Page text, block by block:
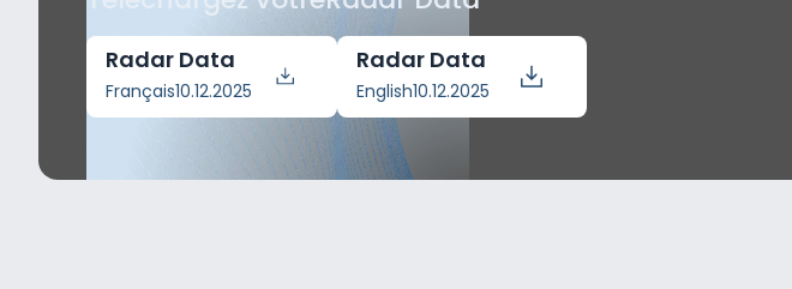
Radar Data
Français10.12.2025
Radar Data
English10.12.2025